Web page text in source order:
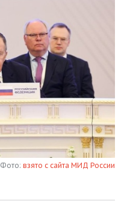
Фото: взято с сайта МИД России